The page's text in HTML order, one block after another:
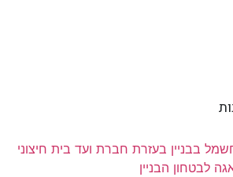
בבניין בעזרת חברת ועד בית חיצוני
לבטחון הבניין